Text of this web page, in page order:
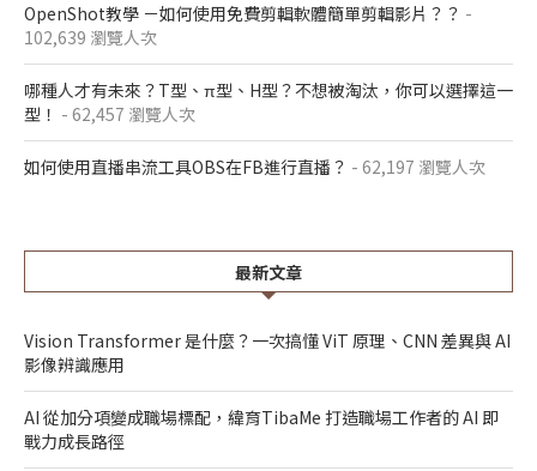
OpenShot教學 －如何使用免費剪輯軟體簡單剪輯影片？？ -
102,639 瀏覽人次
哪種人才有未來？T型、π型、H型？不想被淘汰，你可以選擇這一
型！ - 62,457 瀏覽人次
如何使用直播串流工具OBS在FB進行直播？ - 62,197 瀏覽人次
最新文章
Vision Transformer 是什麼？一次搞懂 ViT 原理、CNN 差異與 AI
影像辨識應用
AI 從加分項變成職場標配，緯育TibaMe 打造職場工作者的 AI 即
戰力成長路徑